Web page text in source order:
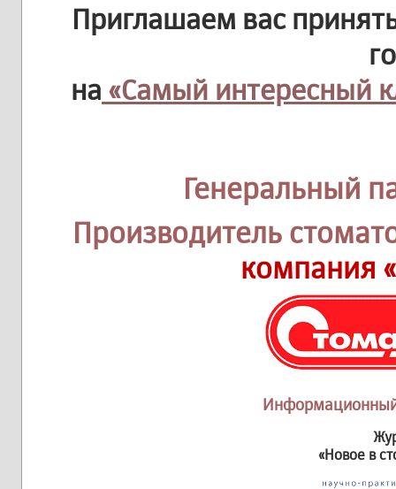
Приглашаем вас
на «Самый интересный
Генеральный
Производитель
компания
Информационный
«Новое в